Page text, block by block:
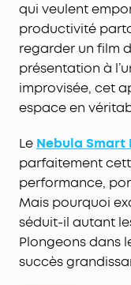
qui veulent
productivité
regarder un film
présentation à
improvisée, cet
espace en
Le Nebula Smart
parfaitement
performance,
Mais pourquoi
séduit-il autant
Plongeons dans
succès